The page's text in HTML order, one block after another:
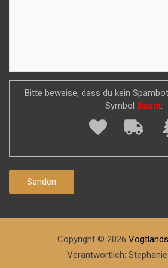
Bitte beweise, dass du kein
Symbol
Baum.
Copyright © 2026
Verantwortlich: Stephanie